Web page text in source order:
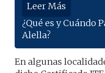
Leer Más
¿Qué es y Cuándo
Alella?
En algunas